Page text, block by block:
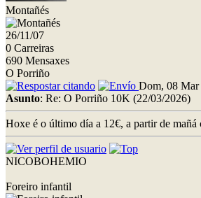
Montañés
26/11/07
0 Carreiras
690 Mensaxes
O Porriño
Dom, 08
Asunto: Re: O Porriño 10K (22/03/2026)
Hoxe é o último día a 12€, a partir de mañá
NICOBOHEMIO
Foreiro infantil